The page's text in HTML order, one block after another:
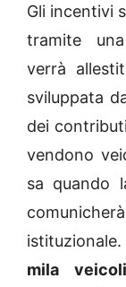
Gli incentivi
tramite
verrà
sviluppata
dei
vendono
sa quando
mila veicoli